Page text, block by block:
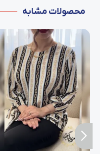
محصولات مشابه